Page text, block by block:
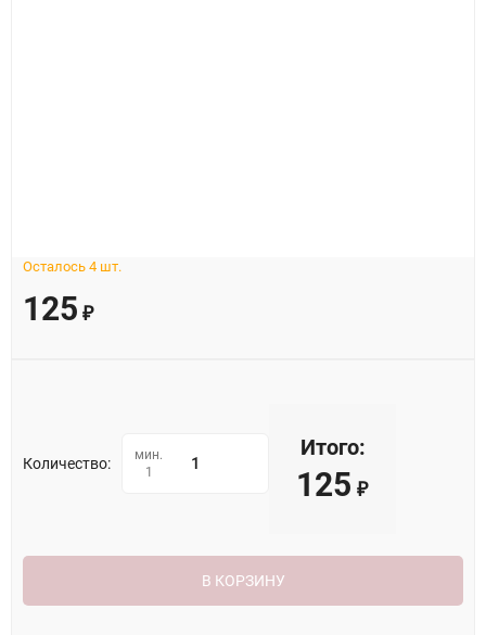
Осталось 4 шт.
125 ₽
Количество:
мин.
1
Итого:
125 ₽
В КОРЗИНУ